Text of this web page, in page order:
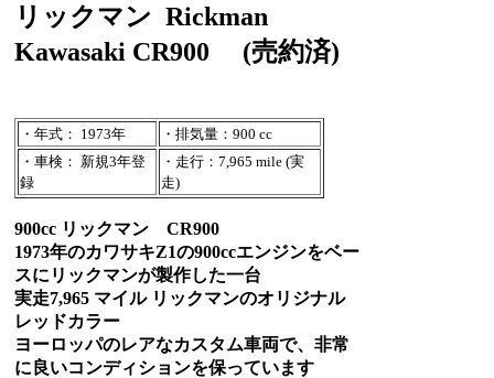
リックマン Rickman
Kawasaki CR900
(売約済)
・年式： 1973年
・排気量：900 cc
・車検： 新規3年登
録
・走行：7,965 mile (実
走)
900cc リックマン CR900
1973年のカワサキZ1の900ccエンジンをベー
スにリックマンが製作した一台
実走7,965 マイル リックマンのオリジナル
レッドカラー
ヨーロッパのレアなカスタム車両で、非常
に良いコンディションを保っています